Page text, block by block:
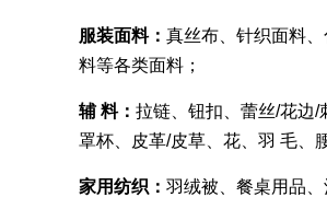
服装面料： 真丝布、针织面料
料等各类面料；
辅 料： 拉链、钮扣、蕾丝/花边/
罩杯、皮革/皮草、花、羽 毛、
家用纺织： 羽绒被、餐桌用品